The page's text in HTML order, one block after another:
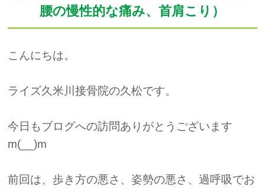
腰の慢性的な痛み、首肩こり）
こんにちは。
ライズ久米川接骨院の久松です。
今日もブログへの訪問ありがとうございます
m(__)m
前回は、歩き方の悪さ、姿勢の悪さ、過呼吸でお